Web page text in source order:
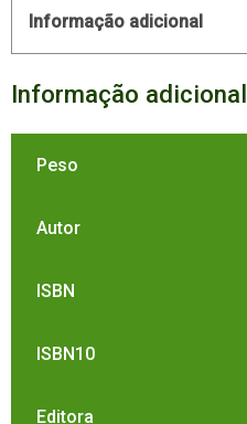
Informação adicional
Informação adicional
Peso
Autor
ISBN
ISBN10
Editora